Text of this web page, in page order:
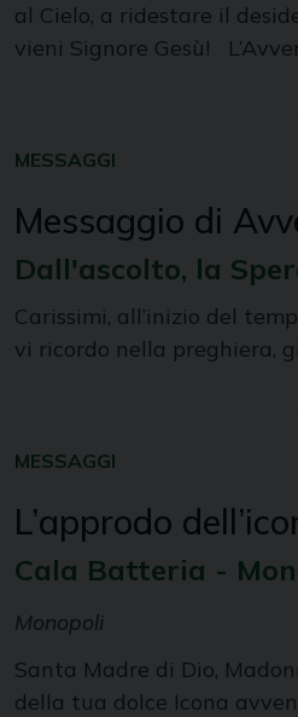
al Cielo, a ridestare il
vieni Signore Gesù!
MESSAGGI
Messaggio di
Dall'ascolto, la
Carissimi, all’inizio del
vi ricordo nella preghiera,
MESSAGGI
L’approdo
Cala Batteria -
Monopoli
Santa Madre di Dio,
della tua dolce Icona